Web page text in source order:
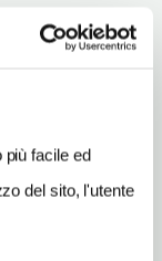
più facile ed
del sito, l'utente